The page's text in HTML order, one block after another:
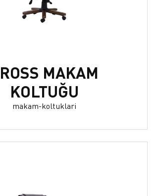
MAKAM
KOLTUĞU
makam-koltuklari